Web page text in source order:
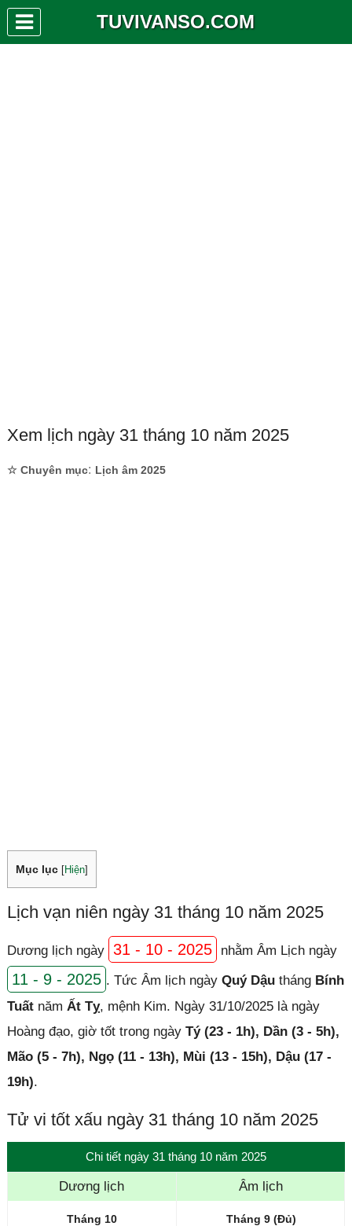
TUVIVANSO.COM
Xem lịch ngày 31 tháng 10 năm 2025
☆ Chuyên mục: Lịch âm 2025
Mục lục Hiện]
Lịch vạn niên ngày 31 tháng 10 năm 2025
Dương lịch ngày 31 - 10 - 2025 nhằm Âm Lịch ngày
11 - 9 - 2025 . Tức Âm lịch ngày Quý Dậutháng Bính
Tuấtnăm Ất Tỵ, mệnh Kim. Ngày 31/10/2025 là ngày
Hoàng đạo, giờ tốt trong ngày Tý (23 - 1h), Dần (3 - 5h),
Mão (5 - 7h), Ngọ (11 - 13h), Mùi (13 - 15h), Dậu (17 -
19h).
Tử vi tốt xấu ngày 31 tháng 10 năm 2025
Chi tiết ngày 31 tháng 10 năm 2025
Dương lịch Âm lịch
Tháng 10 Tháng 9 (Đủ)